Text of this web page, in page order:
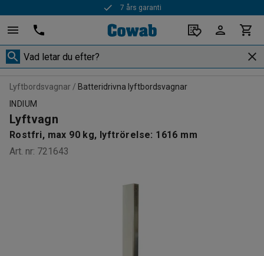
7 års garanti
Lyftbordsvagnar
Batteridrivna lyftbordsvagnar
INDIUM
Lyftvagn
Rostfri, max 90 kg, lyftrörelse: 1616 mm
Art. nr: 721643